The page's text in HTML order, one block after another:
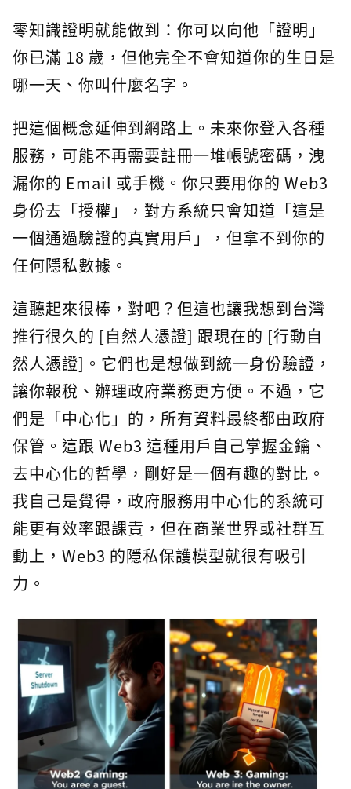
零知識證明就能做到：你可以向他「證明」
你已滿 18 歲，但他完全不會知道你的生日是
哪一天、你叫什麼名字。
把這個概念延伸到網路上。未來你登入各種
服務，可能不再需要註冊一堆帳號密碼，洩
漏你的 Email 或手機。你只要用你的 Web3
身份去「授權」，對方系統只會知道「這是
一個通過驗證的真實用戶」，但拿不到你的
任何隱私數據。
這聽起來很棒，對吧？但這也讓我想到台灣
推行很久的 [自然人憑證] 跟現在的 [行動自
然人憑證]。它們也是想做到統一身份驗證，
讓你報稅、辦理政府業務更方便。不過，它
們是「中心化」的，所有資料最終都由政府
保管。這跟 Web3 這種用戶自己掌握金鑰、
去中心化的哲學，剛好是一個有趣的對比。
我自己是覺得，政府服務用中心化的系統可
能更有效率跟課責，但在商業世界或社群互
動上，Web3 的隱私保護模型就很有吸引
力。